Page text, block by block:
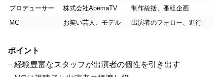
プロデューサー
株式会社AbemaTV
制作統括、番組企画
MC
お笑い芸人、モデル 出演者のフォロー、進行
ポイント
– 経験豊富なスタッフが出演者の個性を引き出す